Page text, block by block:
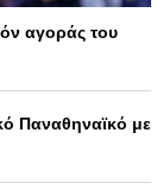
αγοράς του
Παναθηναϊκό με